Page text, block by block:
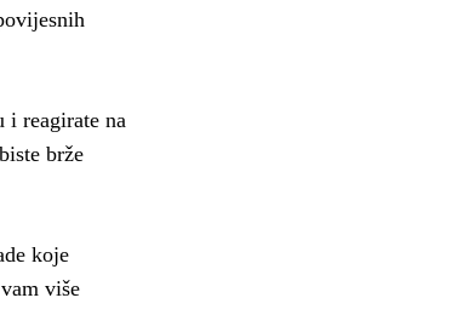
i reagirate na
brže
koje
više